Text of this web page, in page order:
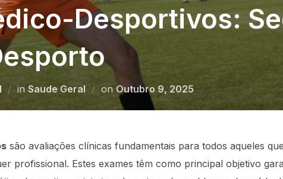
Desportivos:
inSaude Geral on Posted
on
Outubro 9, 2025
são avaliações clínicas fundamentais para todos aqueles
profissional. Estes exames têm como principal objetivo